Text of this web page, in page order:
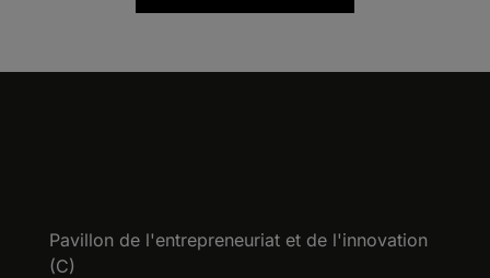
Pavillon de l'entrepreneuriat et de l'innovation
(C)